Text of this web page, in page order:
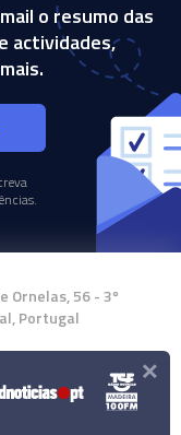
o resumo das
actividades,
Ornelas, 56 - 3º
Portugal
×